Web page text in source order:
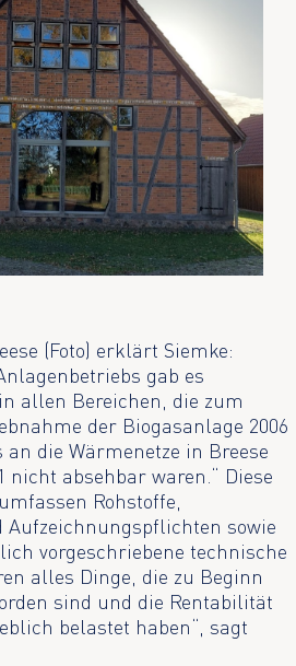
(Foto) erklärt Siemke:
gab es
allen Bereichen, die zum
der Biogasanlage 2006
die Wärmenetze in Breese
nicht absehbar waren.“ Diese
Rohstoffe,
sowie
vorgeschriebene technische
alles Dinge, die zu Beginn
sind und die Rentabilität
belastet haben“, sagt